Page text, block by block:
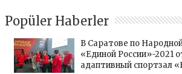
Popüler Haberler
В Саратове по
«Единой России»-2021
адаптивный спортзал